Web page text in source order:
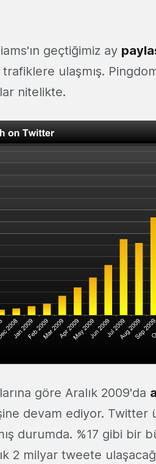
geçtiğimiz ay
ulaşmış.
nitelikte.
göre Aralık 2009'da
devam ediyor. Twitter
durumda. %17 gibi bir
2 milyar tweete